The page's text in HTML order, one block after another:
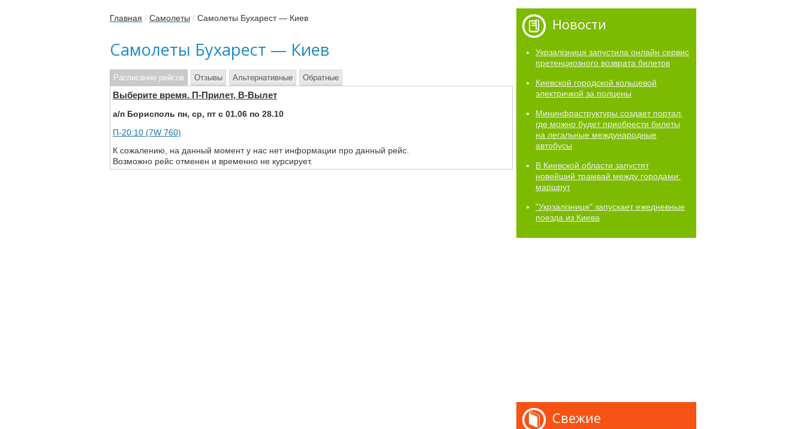
Главная / Самолеты / Самолеты Бухарест — Киев
Самолеты Бухарест — Киев
Расписание рейсов
Выберите время. П-Прилет, В-Вылет
а/п Борисполь пн, ср, пт с 01.06 по 28.10
П-20:10 (7W 760)
К сожалению, на данный момент у нас нет информации про данный рейс.
Возможно рейс отменен и временно не курсирует.
Отзывы Альтернативные Обратные
Новости
Укрзалізниця запустила онлайн сервис
претенциозного возврата билетов
Киевской городской кольцевой
электричкой за полцены
Мининфраструктуры создает портал,
где можно будет приобрести билеты
на легальные международные
автобусы
В Киевской области запустят
новейший трамвай между городами:
маршрут
"Укрзалізниця" запускает ежедневные
поезда из Киева
Свежие